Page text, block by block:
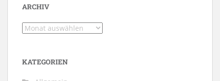
ARCHIV
Archiv
KATEGORIEN